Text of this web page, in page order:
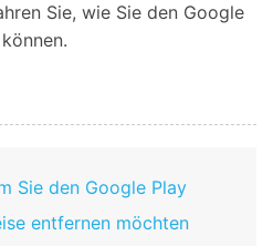
Sie, wie Sie den Google
Sie den Google Play
entfernen möchten